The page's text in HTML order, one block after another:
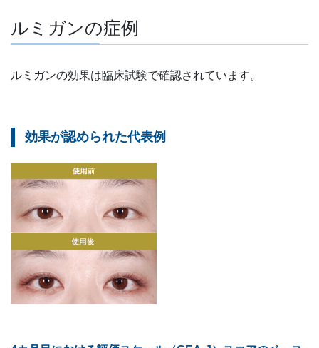
ルミガンの症例
ルミガンの効果は臨床試験で確認されています。
効果が認められた代表例